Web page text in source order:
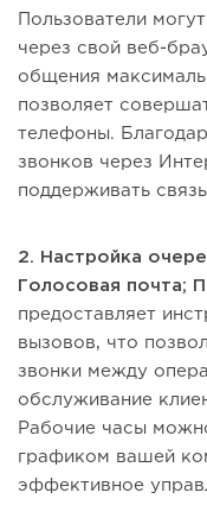
Пользователи
через свой веб-
общения
позволяет
телефоны.
звонков через
поддерживать
2. Настройка
Голосовая почта;
предоставляет
вызовов, что
звонки между
обслуживание
Рабочие часы
графиком вашей
эффективное